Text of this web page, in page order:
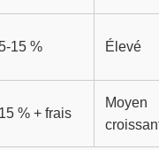
15 % Élevé
15 % + frais
Moyen